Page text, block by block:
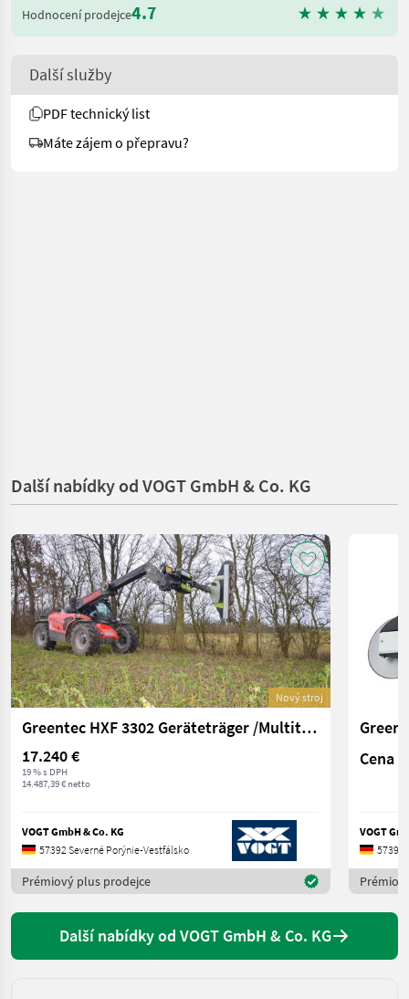
Hodnocení prodejce4.7
Další služby
PDF technický list
Máte zájem o přepravu?
Další nabídky od VOGT GmbH & Co. KG
Nový stroj
Greentec HXF 3302 Geräteträger /Multiträger
17.240 €
19 % s DPH
14.487,39 € netto
VOGT GmbH & Co. KG
57392 Severné Porýnie-Vestfálsko
Prémiový plus prodejce
Cena
VOGT
57392
Další nabídky od VOGT GmbH & Co. KG